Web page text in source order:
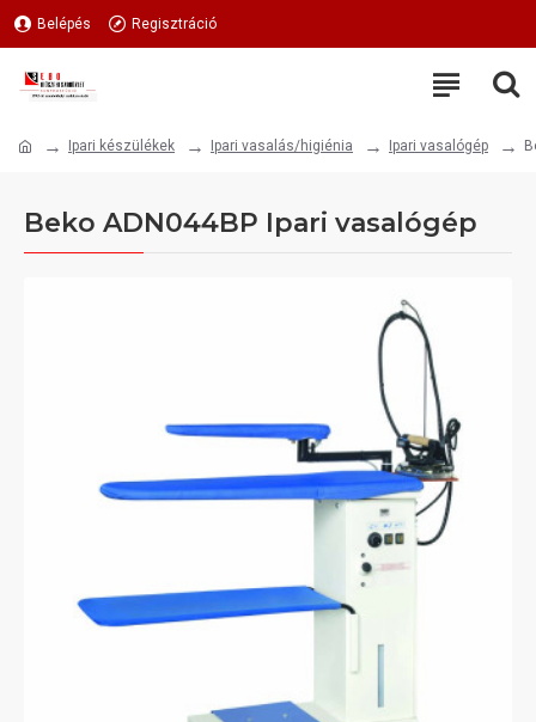
Belépés Regisztráció
Ipari készülékek Ipari vasalás/higiénia Ipari vasalógép
Beko ADN044BP Ipari vasalógép